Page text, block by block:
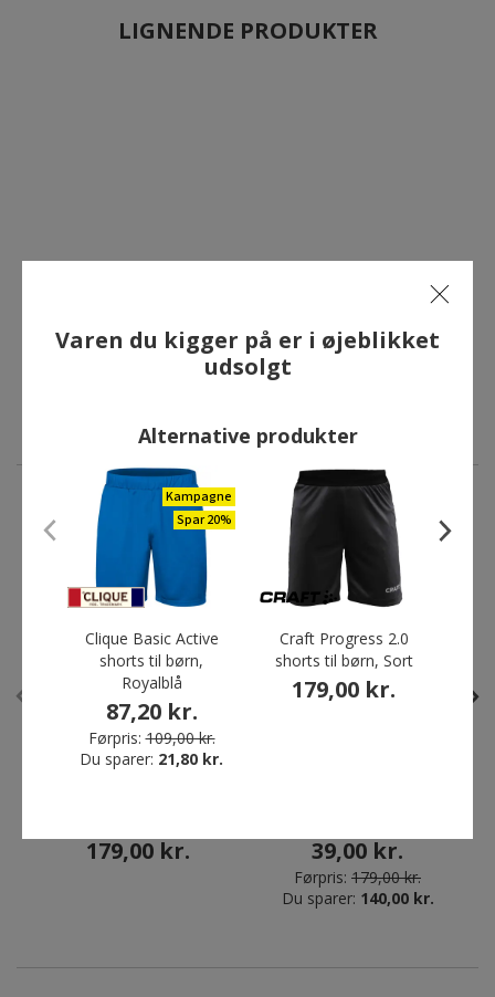
LIGNENDE PRODUKTER
ANDRE HAR OGSÅ KØBT
179,00 kr.
Spar 78%
39,00 kr.
Førpris: 179,00 kr.
Du sparer: 140,00 kr.
Varen du kigger på er i øjeblikket
udsolgt
Alternative produkter
Kampagne
Spar 20%
Clique Basic Active
shorts til børn,
Royalblå
87,20 kr.
Førpris: 109,00 kr.
Du sparer: 21,80 kr.
Craft Progress 2.0
shorts til børn, Sort
179,00 kr.